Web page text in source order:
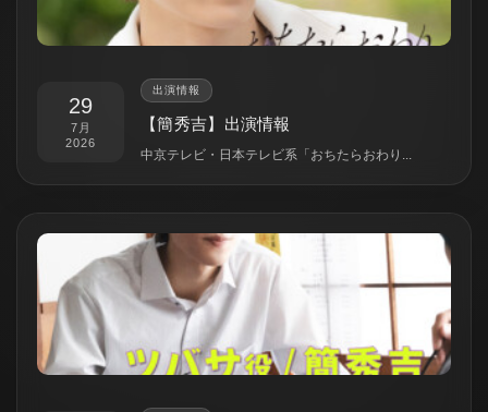
29
7月
2026
出演情報
【簡秀吉】出演情報
中京テレビ・日本テレビ系「おちたらおわり...